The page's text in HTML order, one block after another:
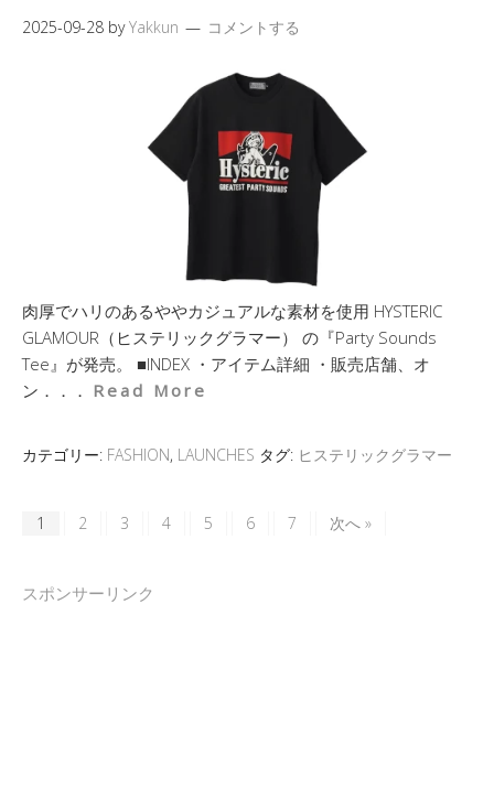
2025-09-28 byYakkun コメントする
肉厚でハリのあるややカジュアルな素材を使用 HYSTERIC
GLAMOUR（ヒステリックグラマー） の『Party Sounds
Tee』が発売。 ■INDEX ・アイテム詳細 ・販売店舗、オ
ン．．． Read More
カテゴリー: FASHION, LAUNCHES タグ: ヒステリックグラマー
1 2 3 4 5 6 7 次へ »
スポンサーリンク